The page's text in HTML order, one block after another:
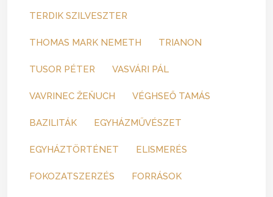
TERDIK SZILVESZTER
THOMAS MARK NEMETH TRIANON
TUSOR PÉTER VASVÁRI PÁL
VAVRINEC ŽEŇUCH VÉGHSEŐ TAMÁS
BAZILITÁK EGYHÁZMŰVÉSZET
EGYHÁZTÖRTÉNET ELISMERÉS
FOKOZATSZERZÉS FORRÁSOK